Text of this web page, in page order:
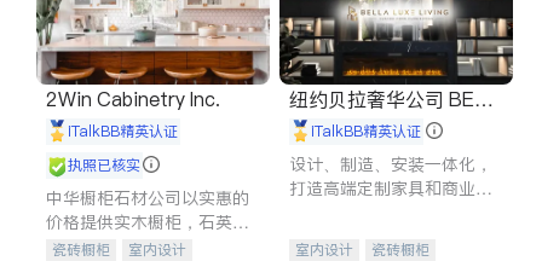
2Win Cabinetry Inc.
iTalkBB精英认证
执照已核实
中华橱柜石材公司以实惠的
价格提供实木橱柜，石英石
台面，多种优质不锈钢水
瓷砖橱柜
室内设计
纽约贝拉奢华公司 BELL
A LUXE
iTalkBB精英认证
设计、制造、安装一体化，
打造高端定制家具和商业空
室内设计
瓷砖橱柜